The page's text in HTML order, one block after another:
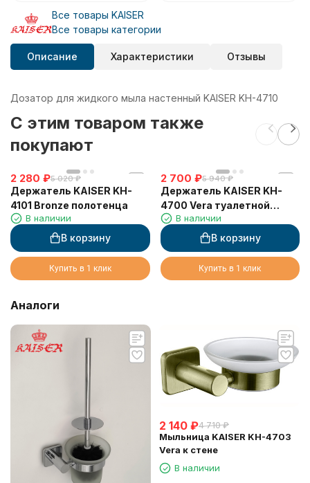
Все товары KAISER
Все товары категории
Описание Характеристики Отзывы
Дозатор для жидкого мыла настенный KAISER KH-4710
C этим товаром также
покупают
2 280 ₽5 020 ₽
Держатель KAISER KH-
4101 Bronze полотенца
В наличии
В корзину
Купить в 1 клик
2 700 ₽5 940 ₽
Держатель KAISER KH-
4700 Vera туалетной
бумаги
В наличии
В корзину
Купить в 1 клик
Аналоги
2 140 ₽4 710 ₽
Мыльница KAISER KH-4703
Vera к стене
В наличии